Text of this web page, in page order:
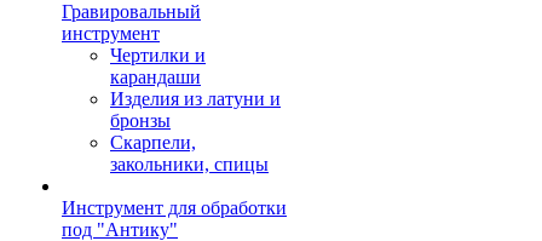
Гравировальный
инструмент
Чертилки и
карандаши
Изделия из латуни и
бронзы
Скарпели,
закольники, спицы
Инструмент для обработки
под "Антику"